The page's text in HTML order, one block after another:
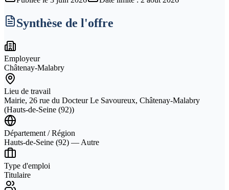
Synthèse de l'offre
Employeur
Châtenay-Malabry
Lieu de travail
Mairie, 26 rue du Docteur Le Savoureux, Châtenay-Malabry
(Hauts-de-Seine (92))
Département / Région
Hauts-de-Seine (92) — Autre
Type d'emploi
Titulaire